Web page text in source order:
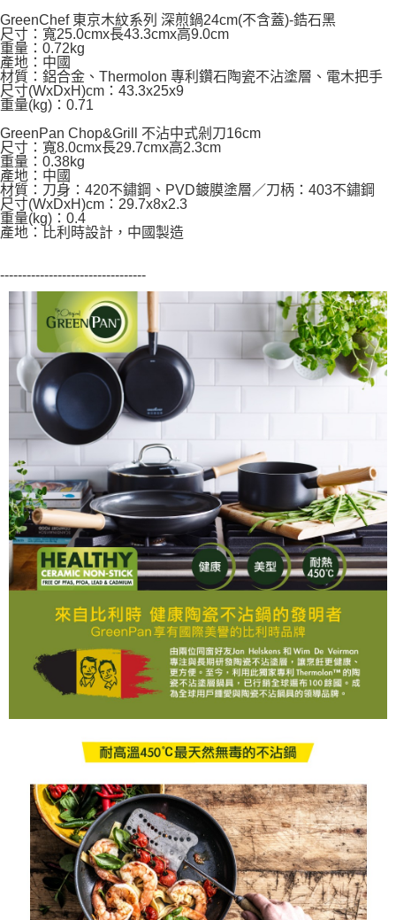
GreenChef 東京木紋系列 深煎鍋24cm(不含蓋)-鋯石黑
尺寸：寬25.0cmx長43.3cmx高9.0cm
重量：0.72kg
產地：中國
材質：鋁合金、Thermolon 專利鑽石陶瓷不沾塗層、電木把手
尺寸(WxDxH)cm：43.3x25x9
重量(kg)：0.71
GreenPan Chop&Grill 不沾中式剁刀16cm
尺寸：寬8.0cmx長29.7cmx高2.3cm
重量：0.38kg
產地：中國
材質：刀身：420不鏽鋼、PVD鍍膜塗層／刀柄：403不鏽鋼
尺寸(WxDxH)cm：29.7x8x2.3
重量(kg)：0.4
產地：比利時設計，中國製造
---------------------------------